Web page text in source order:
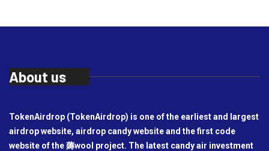
About us
TokenAirdrop (TokenAirdrop) is one of the earliest and largest
airdrop website, airdrop candy website and the first code
website of the 薅wool project. The latest candy air investment